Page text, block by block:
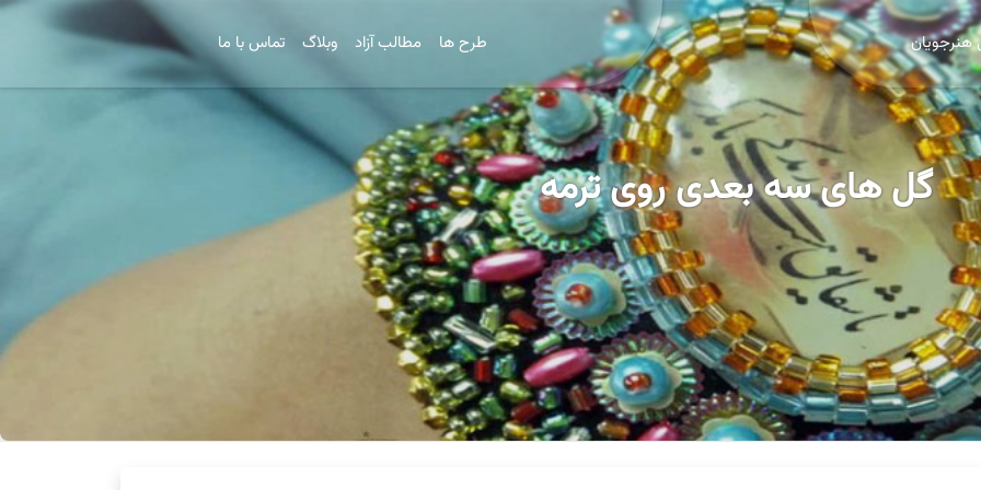
هنرجویان طرح ها مطالب آزاد وبلاگ تماس با ما
گل های سه بعدی روی ترمه